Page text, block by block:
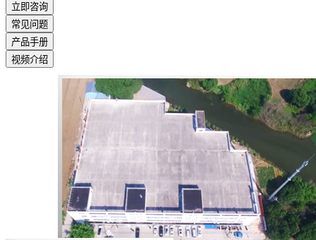
立即咨询
常见问题
产品手册
视频介绍